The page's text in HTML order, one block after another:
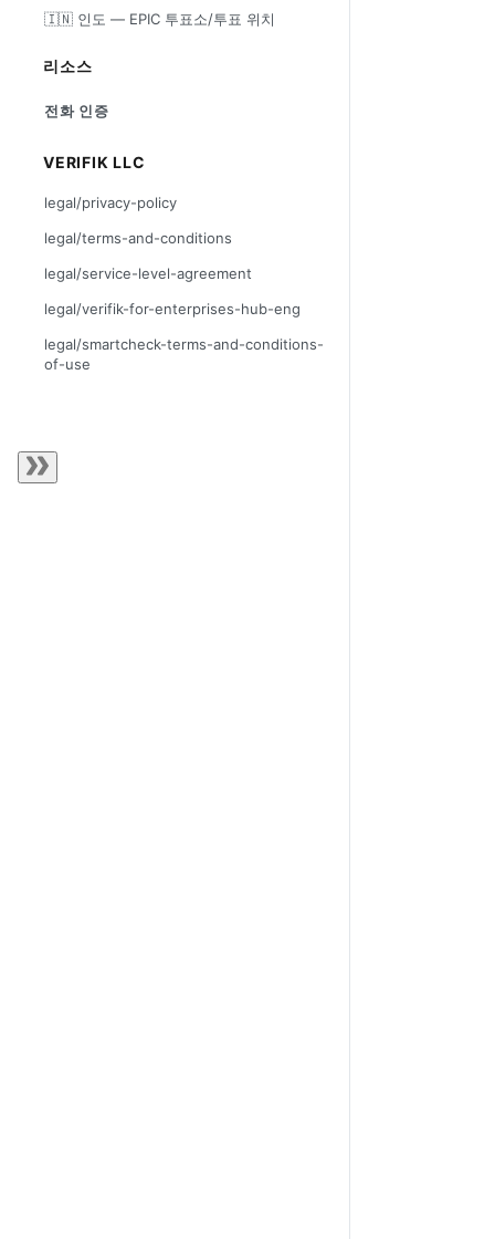
🇮🇳 인도 — EPIC 투표소/투표 위치
리소스
전화 인증
VERIFIK LLC
legal/privacy-policy
legal/terms-and-conditions
legal/service-level-agreement
legal/verifik-for-enterprises-hub-eng
legal/smartcheck-terms-and-conditions-
of-use